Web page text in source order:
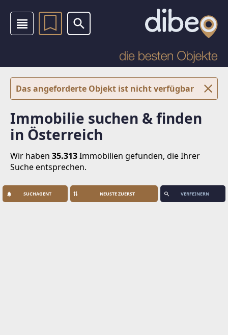
Das angeforderte Objekt ist nicht verfügbar
Immobilie suchen & finden
in Österreich
Wir haben 35.313Immobilien gefunden, die Ihrer
Suche entsprechen.
SUCHAGENT VERFEINERN